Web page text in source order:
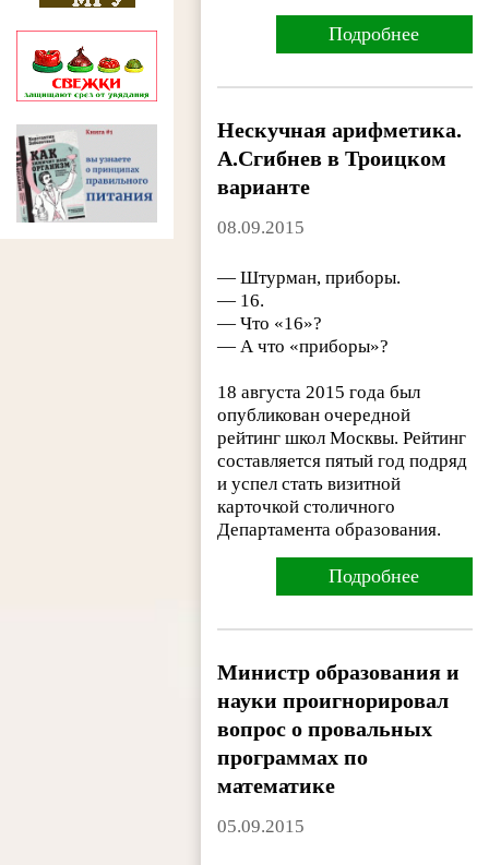
Подробнее
Нескучная арифметика.
А.Сгибнев в Троицком
варианте
08.09.2015
— Штурман, приборы.
— 16.
— Что «16»?
— А что «приборы»?
18 августа 2015 года был
опубликован очередной
рейтинг школ Москвы. Рейтинг
составляется пятый год подряд
и успел стать визитной
карточкой столичного
Департамента образования.
Подробнее
Министр образования и
науки проигнорировал
вопрос о провальных
программах по
математике
05.09.2015